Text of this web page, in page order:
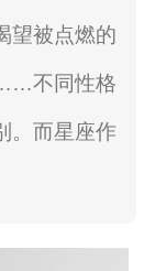
望被点燃的
不同性格
。而星座作